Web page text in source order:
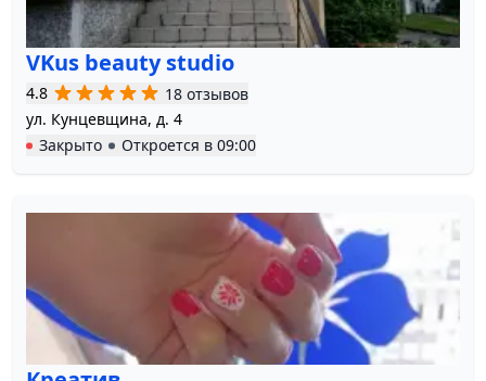
VKus beauty studio
4.8
18 отзывов
ул. Кунцевщина, д. 4
Закрыто
Откроется в 09:00